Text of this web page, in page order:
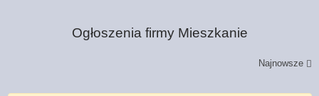
Ogłoszenia firmy Mieszkanie
Najnowsze